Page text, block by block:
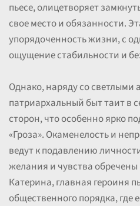
пьесе, олицетворяет
свое место и обязанности.
упорядоченность жизни, с
ощущение стабильности и
Однако, наряду со светлыми
патриархальный быт таит в
сторон, что особенно ярко
«Гроза». Окаменелость и
ведут к подавлению
желания и чувства обречены
Катерина, главная героиня
общественного порядка, где